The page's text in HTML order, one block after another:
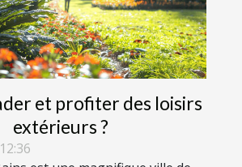
et profiter des loisirs
extérieurs ?